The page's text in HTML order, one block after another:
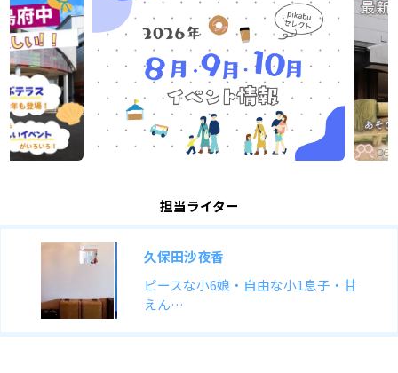
担当ライター
久保田沙夜香
ピースな小6娘・自由な小1息子・甘
えん…